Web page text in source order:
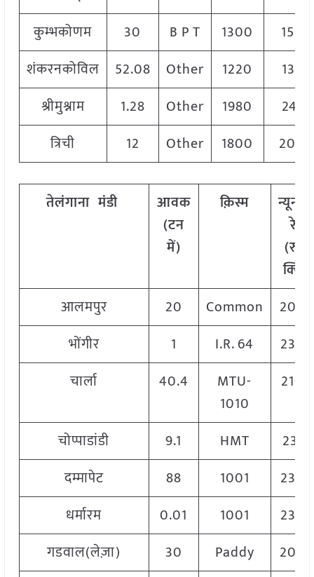
कुम्भकोणम
30 B P T 1300
1500
शंकरनकोविल
52.08 Other 1220
1350
श्रीमुश्नाम
1.28 Other 1980
2479
त्रिची
12 Other 1800 2000
तेलंगाना मंडी
आवक
(टन
में)
क़िस्म
रेट
(रु./
क्विं.)
आलमपुर
20 Common
2000
भोंगीर
1 I.R. 64
2300
चार्ला
40.4
MTU-
1010
2100
चोप्पाडांडी 9.1 HMT
2331
दम्मापेट
88 1001
2300
धर्मारम
0.01 1001
2300
गडवाल(लेज़ा)
30 Paddy
2000